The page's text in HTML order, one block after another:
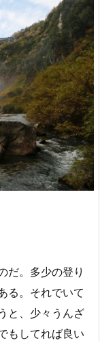
だ。多少の登り
る。それでいて
と、少々うんざ
もしてれば良い